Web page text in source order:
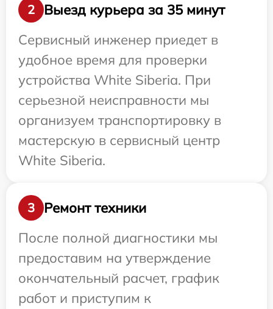
2
Выезд курьера за 35 минут
Сервисный инженер приедет в
удобное время для проверки
устройства White Siberia. При
серьезной неисправности мы
организуем транспортировку в
мастерскую в сервисный центр
White Siberia.
3
Ремонт техники
После полной диагностики мы
предоставим на утверждение
окончательный расчет, график
работ и приступим к